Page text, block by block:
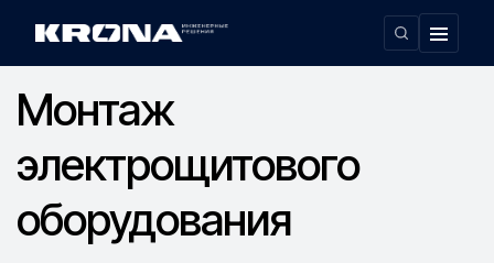
Главная ›Монтаж электрощитового оборудования
Монтаж
электрощитового
оборудования